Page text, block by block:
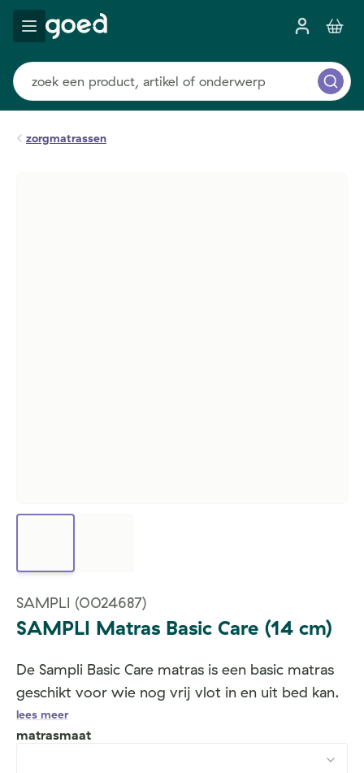
zorgmatrassen
SAMPLI (0024687)
SAMPLI Matras Basic Care (14 cm)
De Sampli Basic Care matras is een basic matras
geschikt voor wie nog vrij vlot in en uit bed kan.
lees meer
matrasmaat